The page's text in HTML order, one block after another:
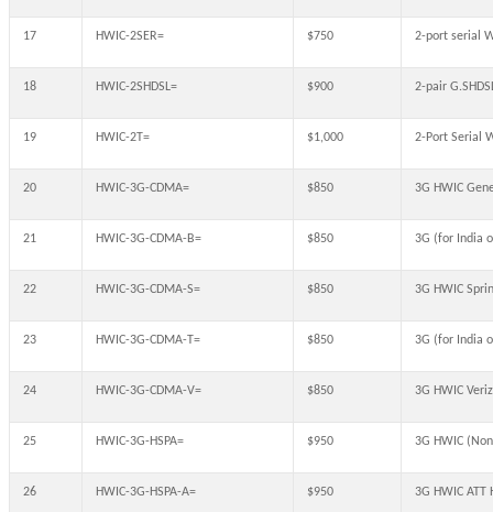
17 HWIC-2SER= $750 2-port serial
18 HWIC-2SHDSL= $900 2-pair
19 HWIC-2T= $1,000 2-Port Serial
20 HWIC-3G-CDMA= $850 3G HWIC
21 HWIC-3G-CDMA-B= $850 3G (for India
22 HWIC-3G-CDMA-S= $850 3G HWIC
23 HWIC-3G-CDMA-T= $850 3G (for India
24 HWIC-3G-CDMA-V= $850 3G HWIC
25 HWIC-3G-HSPA= $950 3G HWIC
26 HWIC-3G-HSPA-A= $950 3G HWIC